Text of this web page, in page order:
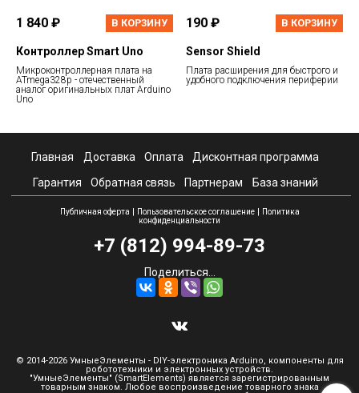
1 840 ₽ В КОРЗИНУ
Контроллер Smart Uno
Микроконтроллерная плата на
ATmega328p - отечественный
аналог оригинальных плат Arduino
Uno
190 ₽ В КОРЗИНУ
Sensor Shield
Плата расширения для быстрого и
удобного подключения периферии
Главная Доставка Оплата Дисконтная программа
Гарантия Обратная связь Партнерам База знаний
Публичная оферта | Пользовательское соглашение| Политика
конфиденциальности
Поделиться...
+7 (812) 994-89-73
© 2014-2026 УмныеЭлементы - DIY-электроника Arduino, компоненты для
робототехники и электронных устройств.
"УмныеЭлементы" (SmartElements) является зарегистрированным
товарным знаком. Любое воспроизведение товарного знака